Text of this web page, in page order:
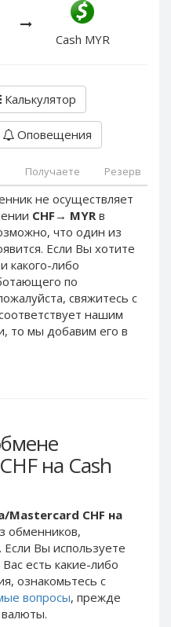
Cash MYR
Калькулятор
Оповещения
Получаете Резерв
не осуществляет
CHF → MYRв
что один из
Если Вы хотите
какого-либо
по
свяжитесь с
нашим
то мы добавим его в
на Cash
Mastercard CHF на
обменников,
Если Вы используете
есть какие-либо
ознакомьтесь с
вопросы, прежде
PayPal DKK
PayPal HKD
PayPal NZD
PayPal NOK
PayPal PLN
PayPal SEK
PayPal CHF
PayPal MYR
Webmoney WMZ
Webmoney WMR
Webmoney WME
Webmoney WMU
Webmoney WMK
Skril EUR
Skril INR
Skril GBP
Skril AUD
Skril NOK
Skril SEK
Paxum USD